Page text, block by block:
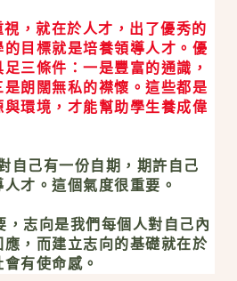
，就在於人才，出了優秀的
目標就是培養領導人才。優
三條件：一是豐富的通識，
朗闊無私的襟懷。這些都是
環境，才能幫助學生養成偉
自己有一份自期，期許自己
才。這個氣度很重要。
，志向是我們每個人對自己內
，而建立志向的基礎就在於
有使命感。